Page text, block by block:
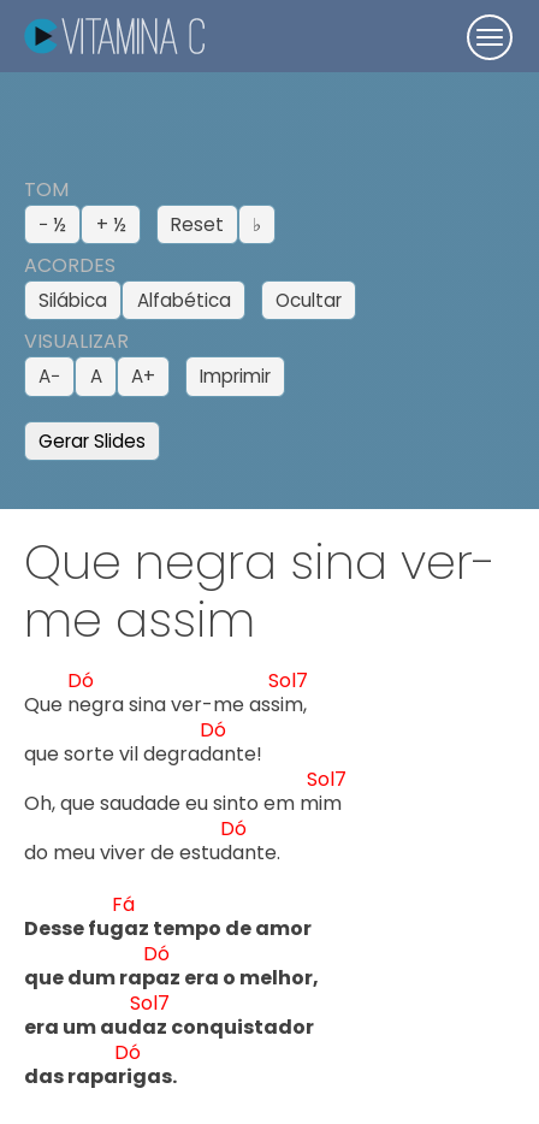
TOM
− ½ + ½ Reset ♭
ACORDES
Silábica Alfabética Ocultar
VISUALIZAR
A− A A+ Imprimir
Gerar Slides
Que negra sina ver-
me assim
Que n
Dó
egra sina ver-me ass
Sol7
im,
que sorte vil degrad
Dó
ante!
Oh, que saudade eu sinto em m
Sol7
im
do meu viver de estud
Dó
ante.
Desse fug
Fá
az tempo de amor
que dum rap
Dó
az era o melhor,
era um aud
Sol7
az conquistador
das rapar
Dó
igas.